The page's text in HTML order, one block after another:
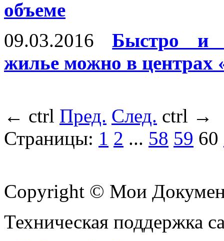
объеме
09.03.2016
Быстро и
жилье можно в
← ctrl Пред. След. ctrl →
Страницы: 1 2 ... 58 59 60
Copyright © Мои
Техническая поддержка